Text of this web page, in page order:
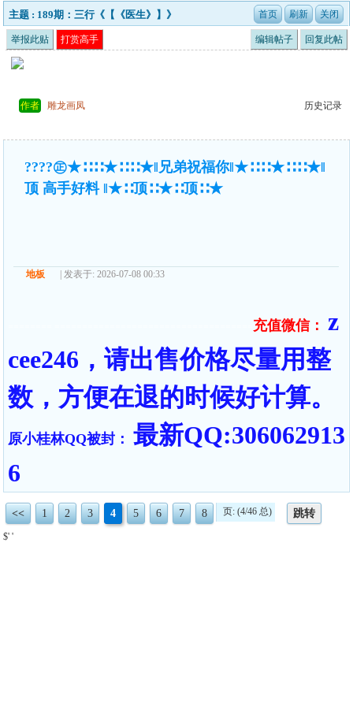
主题 : 189期：三行《【《医生》】》
举报此贴 打赏高手 编辑帖子 回复此帖
作者 雕龙画凤 历史记录
????㊣★∷∷★∷∷★‖兄弟祝福你‖★∷∷★∷∷★‖
顶 高手好料 ‖★∷顶∷★∷顶∷★
地板 | 发表于: 2026-07-08 00:33
充值微信：
z
cee246，请出售价格尽量用整
数，方便在退的时候好计算。
原小桂林QQ被封： 最新QQ:306062913
6
<< 1 2 3 4 5 6 7 8 页: (4/46 总) 跳转
$' '